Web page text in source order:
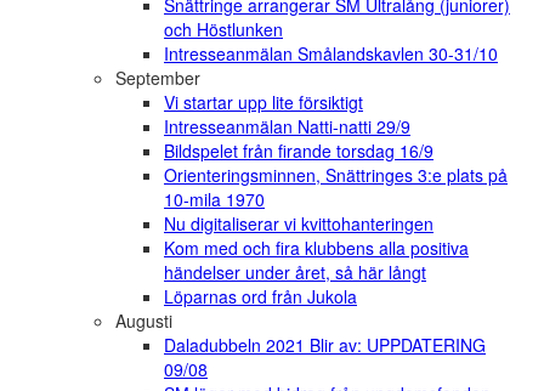
och Höstlunken
Intresseanmälan Smålandskavlen 30-31/10
September
Vi startar upp lite försiktigt
Intresseanmälan Natti-natti 29/9
Bildspelet från firande torsdag 16/9
Orienteringsminnen, Snättringes 3:e plats på
10-mila 1970
Nu digitaliserar vi kvittohanteringen
Kom med och fira klubbens alla positiva
händelser under året, så här långt
Löparnas ord från Jukola
Augusti
Daladubbeln 2021 Blir av: UPPDATERING
09/08